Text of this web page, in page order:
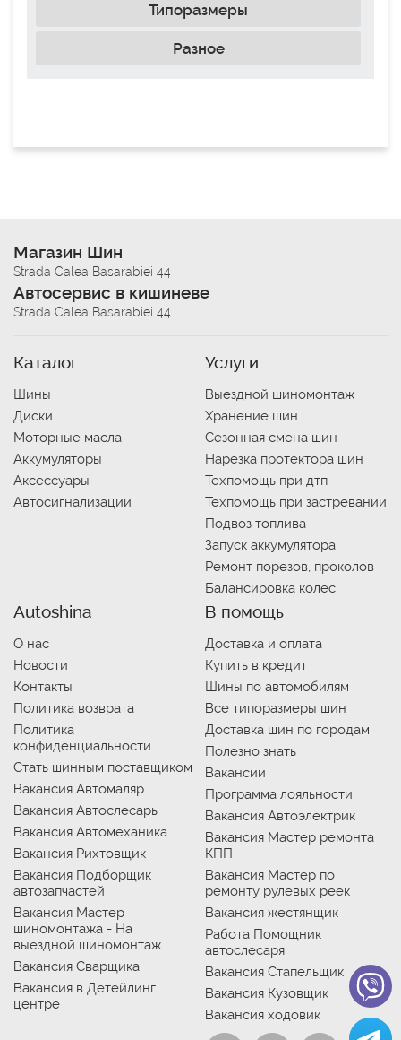
Типоразмеры
Разное
Магазин Шин
Strada Calea Basarabiei 44
Автосервис в кишиневе
Strada Calea Basarabiei 44
Каталог
Шины
Диски
Моторные масла
Аккумуляторы
Аксессуары
Автосигнализации
Услуги
Выездной шиномонтаж
Хранение шин
Сезонная смена шин
Нарезка протектора шин
Техпомощь при дтп
Техпомощь при застревании
Подвоз топлива
Запуск аккумулятора
Ремонт порезов, проколов
Балансировка колес
Autoshina
О нас
Новости
Контакты
Политика возврата
Политика
конфиденциальности
Стать шинным поставщиком
Вакансия Автомаляр
Вакансия Автослесарь
Вакансия Автомеханика
Вакансия Рихтовщик
Вакансия Подборщик
автозапчастей
Вакансия Мастер
шиномонтажа - На
выездной шиномонтаж
Вакансия Сварщика
Вакансия в Детейлинг
центре
В помощь
Доставка и оплата
Купить в кредит
Шины по автомобилям
Все типоразмеры шин
Доставка шин по городам
Полезно знать
Вакансии
Программа лояльности
Вакансия Автоэлектрик
Вакансия Мастер ремонта
КПП
Вакансия Мастер по
ремонту рулевых реек
Вакансия жестянщик
Работа Помощник
автослесаря
Вакансия Стапельщик
Вакансия Кузовщик
Вакансия ходовик